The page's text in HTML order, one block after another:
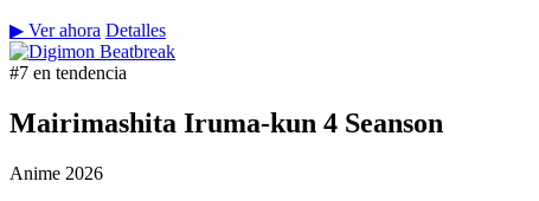
▶ Ver ahora Detalles
#7 en tendencia
Mairimashita Iruma-kun 4 Seanson
Anime 2026